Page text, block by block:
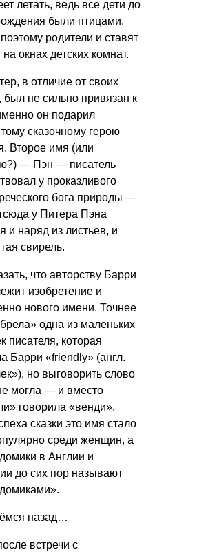
летать, ведь все дети до
были птицами.
родители и ставят
окнах детских комнат.
в отличие от своих
был не сильно привязан к
он подарил
сказочному герою
Второе имя (или
— Пэн — писатель
у проказливого
бога природы —
у Питера Пэна
и наряд из листьев, и
свирель.
что авторству Барри
изобретение и
нового имени. Точнее
одна из маленьких
писателя, которая
Барри «friendly» (англ.
но выговорить слово
могла — и вместо
говорила «венди».
сказки это имя стало
среди женщин, а
в Англии и
до сих пор называют
назад…
встречи с